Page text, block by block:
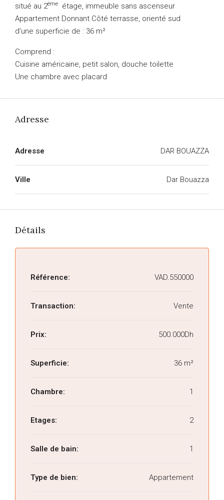
situé au 2ème
étage, immeuble sans ascenseur
Appartement Donnant Côté terrasse, orienté sud
d’une superficie de : 36 m²
Comprend :
Cuisine américaine, petit salon, douche toilette
Une chambre avec placard
Adresse
Adresse DAR BOUAZZA
Ville Dar Bouazza
Détails
Référence: VAD.550000
Transaction: Vente
Prix: 500.000Dh
Superficie: 36 m²
Chambre: 1
Etages: 2
Salle de bain: 1
Type de bien: Appartement